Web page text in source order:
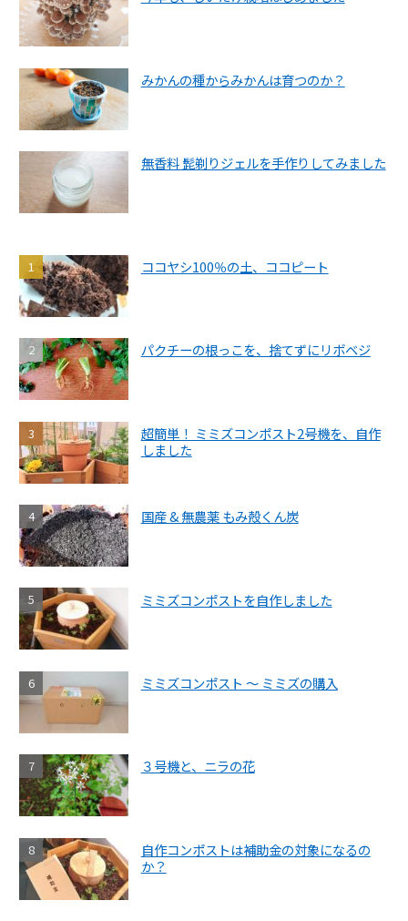
みかんの種からみかんは育つのか？
無香料 髭剃りジェルを手作りしてみました
ココヤシ100％の土、ココピート
パクチーの根っこを、捨てずにリボベジ
超簡単！ ミミズコンポスト2号機を、自作
しました
国産 & 無農薬 もみ殻くん炭
ミミズコンポストを自作しました
ミミズコンポスト ～ ミミズの購入
３号機と、ニラの花
自作コンポストは補助金の対象になるの
か？